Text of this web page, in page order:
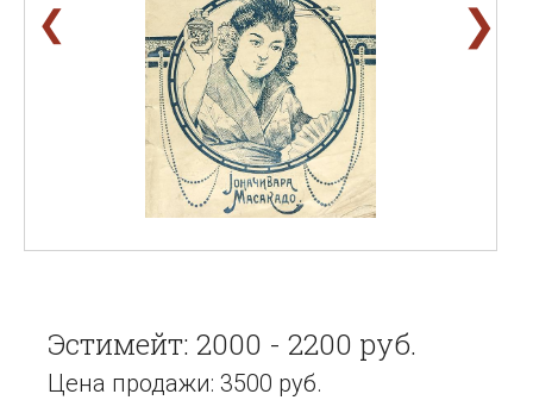
❮ ❯
Эстимейт: 2000 - 2200 руб.
Цена продажи: 3500 руб.